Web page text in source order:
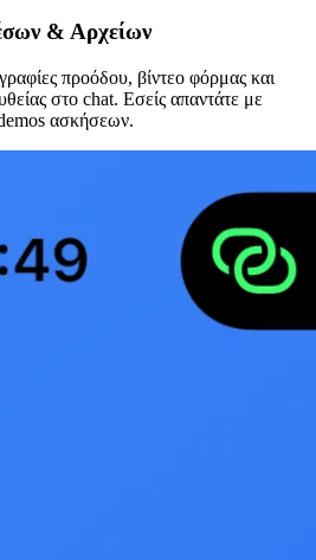
& Αρχείων
προόδου, βίντεο φόρμας και
στο chat. Εσείς απαντάτε με
ασκήσεων.